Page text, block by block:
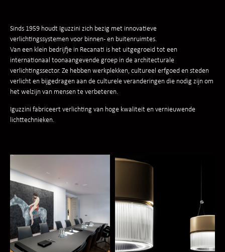
Sinds 1959 houdt Iguzzini zich bezig met innovatieve
verlichtingssystemen voor binnen- en buitenruimtes.
Van een klein bedrijfje in Recanati is het uitgegroeid tot een
internationaal toonaangevende groep in de architecturale
verlichtingssector. Ze hebben werkplekken, cultureel erfgoed en steden
verlicht en bijgedragen aan de culturele veranderingen die nodig zijn om
het welzijn van mensen te verbeteren.
Iguzzini fabriceert verlichting van hoge kwaliteit en vernieuwende
lichttechnieken.